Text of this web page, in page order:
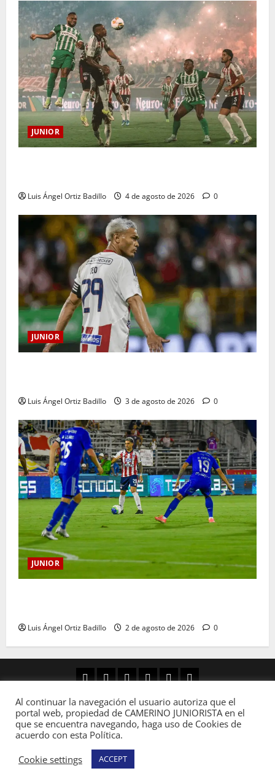
JUNIOR
Luis Ángel Ortiz Badillo 4 de agosto de 2026 0
JUNIOR
Luis Ángel Ortiz Badillo 3 de agosto de 2026 0
JUNIOR
Luis Ángel Ortiz Badillo 2 de agosto de 2026 0
Copyright © Todos los derechos reservados
Camerino Juniorista.|MoreNewspor AF themes.
Al continuar la navegación el usuario autoriza que el
portal web, propiedad de CAMERINO JUNIORISTA en el
que se encuentra navegando, haga uso de Cookies de
acuerdo con esta Política.
Cookie settings
ACCEPT